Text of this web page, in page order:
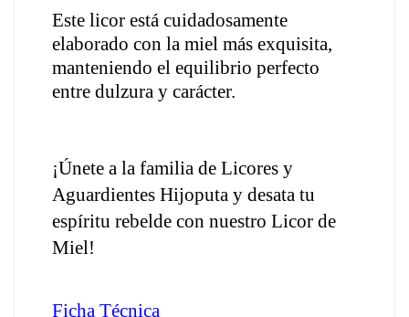
Este licor está cuidadosamente
elaborado con la miel más exquisita,
manteniendo el equilibrio perfecto
entre dulzura y carácter.
¡Únete a la familia de Licores y
Aguardientes Hijoputa y desata tu
espíritu rebelde con nuestro Licor de
Miel!
Ficha Técnica